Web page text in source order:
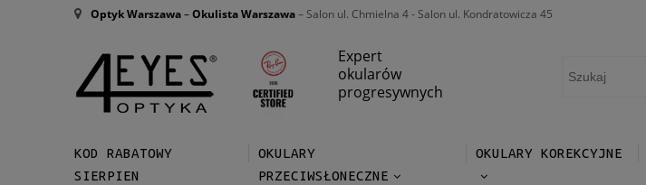
Optyk Warszawa–Okulista Warszawa– Salon ul. Chmielna 4 - Salon ul. Kondratowicza 45
Expert
okularów
progresywnych
KOD RABATOWY
SIERPIEN
OKULARY
PRZECIWSŁONECZNE
OKULARY KOREKCYJNE